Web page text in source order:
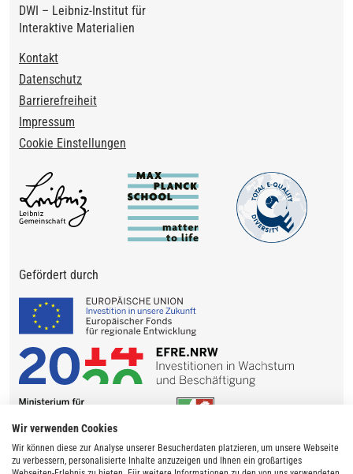
DWI – Leibniz-Institut für
Interaktive Materialien
Footer
Kontakt
Datenschutz
Barrierefreiheit
Impressum
Cookie Einstellungen
Gefördert durch
Wir verwenden Cookies
Wir können diese zur Analyse unserer Besucherdaten platzieren, um unsere Webseite
zu verbessern, personalisierte Inhalte anzuzeigen und Ihnen ein großartiges